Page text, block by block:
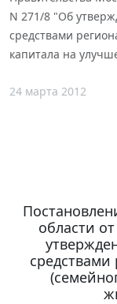
N 271/8 "Об
средствами
капитала на
24 марта 2012
области
средствами